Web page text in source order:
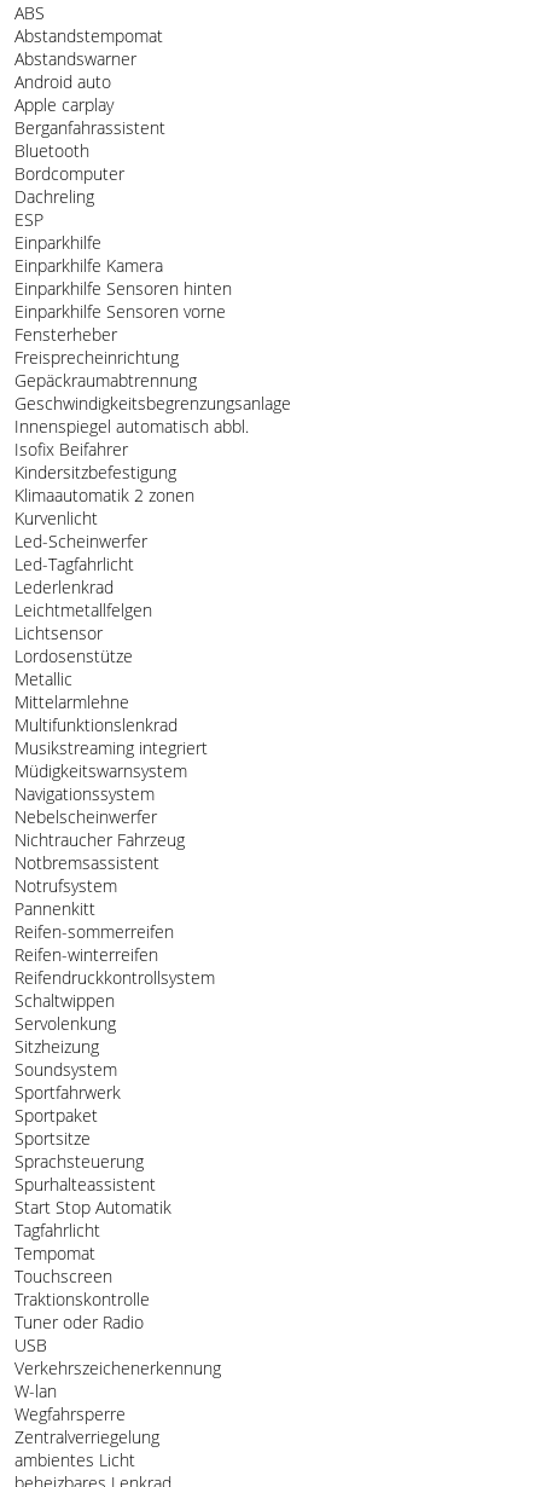
ABS
Abstandstempomat
Abstandswarner
Android auto
Apple carplay
Berganfahrassistent
Bluetooth
Bordcomputer
Dachreling
ESP
Einparkhilfe
Einparkhilfe Kamera
Einparkhilfe Sensoren hinten
Einparkhilfe Sensoren vorne
Fensterheber
Freisprecheinrichtung
Gepäckraumabtrennung
Geschwindigkeitsbegrenzungsanlage
Innenspiegel automatisch abbl.
Isofix Beifahrer
Kindersitzbefestigung
Klimaautomatik 2 zonen
Kurvenlicht
Led-Scheinwerfer
Led-Tagfahrlicht
Lederlenkrad
Leichtmetallfelgen
Lichtsensor
Lordosenstütze
Metallic
Mittelarmlehne
Multifunktionslenkrad
Musikstreaming integriert
Müdigkeitswarnsystem
Navigationssystem
Nebelscheinwerfer
Nichtraucher Fahrzeug
Notbremsassistent
Notrufsystem
Pannenkitt
Reifen-sommerreifen
Reifen-winterreifen
Reifendruckkontrollsystem
Schaltwippen
Servolenkung
Sitzheizung
Soundsystem
Sportfahrwerk
Sportpaket
Sportsitze
Sprachsteuerung
Spurhalteassistent
Start Stop Automatik
Tagfahrlicht
Tempomat
Touchscreen
Traktionskontrolle
Tuner oder Radio
USB
Verkehrszeichenerkennung
W-lan
Wegfahrsperre
Zentralverriegelung
ambientes Licht